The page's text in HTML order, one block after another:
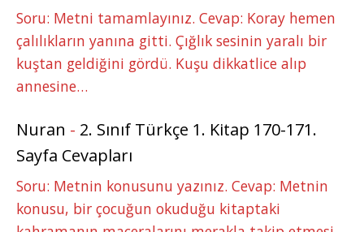
Soru: Metni tamamlayınız. Cevap: Koray hemen
çalılıkların yanına gitti. Çığlık sesinin yaralı bir
kuştan geldiğini gördü. Kuşu dikkatlice alıp
annesine…
Nuran - 2. Sınıf Türkçe 1. Kitap 170-171.
Sayfa Cevapları
Soru: Metnin konusunu yazınız. Cevap: Metnin
konusu, bir çocuğun okuduğu kitaptaki